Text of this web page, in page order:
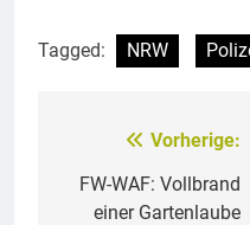
Tagged: NRW
Vorherige:
FW-WAF: Vollbrand
einer Gartenlaube